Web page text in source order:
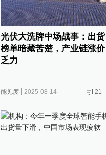
光伏大洗牌中场战事：出货
榜单暗藏苦楚，产业链涨价
乏力
能见度 2025-08-14 21